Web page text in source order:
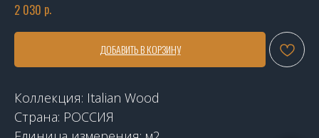
2 030 р.
ДОБАВИТЬ В КОРЗИНУ
Коллекция: Italian Wood
Страна: РОССИЯ